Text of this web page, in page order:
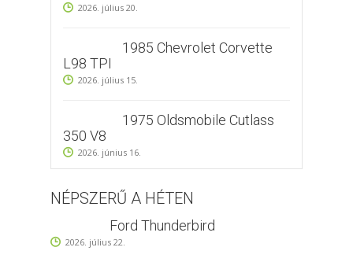
2026. július 20.
1985 Chevrolet Corvette
L98 TPI
2026. július 15.
1975 Oldsmobile Cutlass
350 V8
2026. június 16.
NÉPSZERŰ A HÉTEN
Ford Thunderbird
2026. július 22.